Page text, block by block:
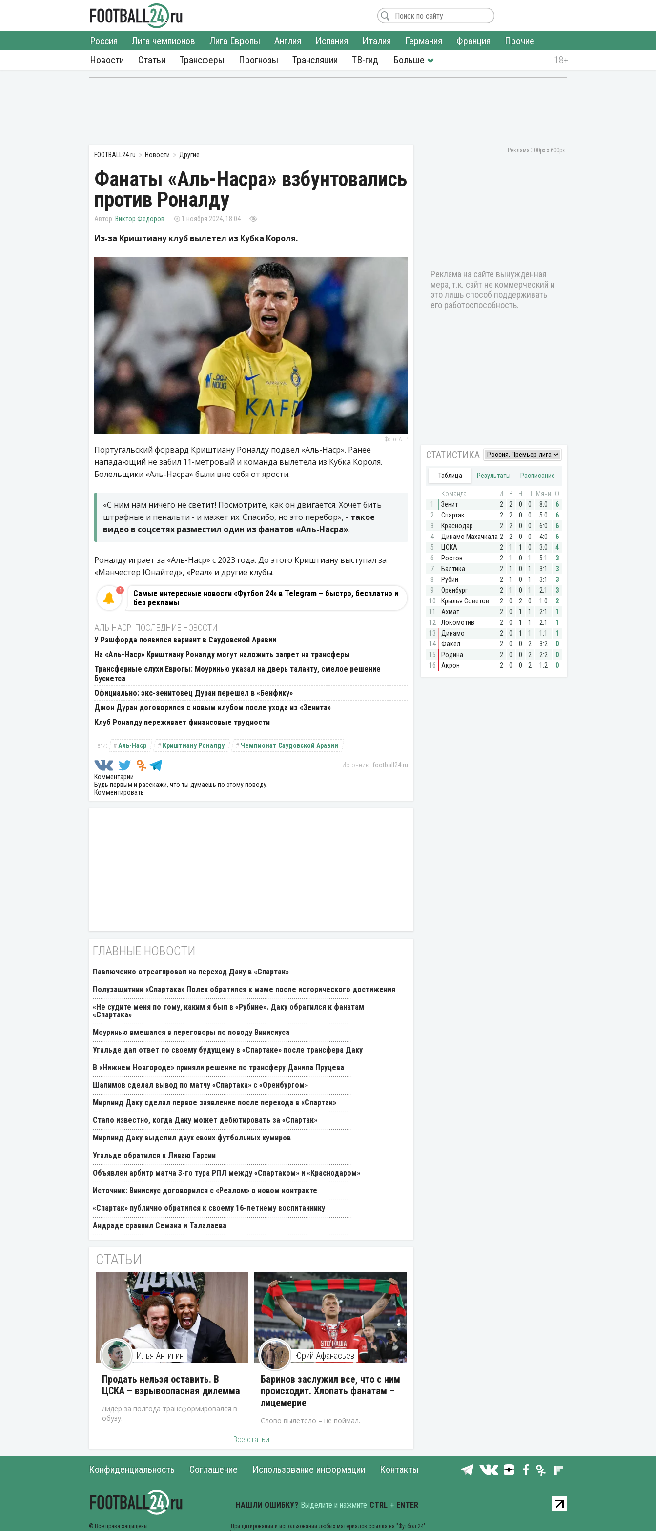
Новости
Россия Лига чемпионов Лига Европы Англия Испания Италия Германия Франция
Прочие
Статьи
Трансферы Прогнозы Трансляции ТВ-гид
FOOTBALL24.ru Новости Другие
Фанаты «Аль-Насра» взбунтовались
против Роналду
Виктор Федоров 1 ноября 2024, 18:04
Из-за Криштиану клуб вылетел из Кубка Короля.
Фото: AFP
Португальский форвард Криштиану Роналду подвел «Аль-Наср». Ранее
нападающий не забил 11-метровый и команда вылетела из Кубка Короля.
Болельщики «Аль-Насра» были вне себя от ярости.
«С ним нам ничего не светит! Посмотрите, как он двигается. Хочет бить
штрафные и пенальти - и мажет их. Спасибо, но это перебор», - такое
видео в соцсетях разместил один из фанатов «Аль-Насра».
Роналду играет за «Аль-Наср» с 2023 года. До этого Криштиану выступал за
«Манчестер Юнайтед», «Реал» и другие клубы.
Самые интересные новости «Футбол 24» в Telegram – быстро, бесплатно и
без рекламы
1
АЛЬ-НАСР: ПОСЛЕДНИЕ НОВОСТИ
У Рэшфорда появился вариант в Саудовской Аравии
На «Аль-Наср» Криштиану Роналду могут наложить запрет на трансферы
Трансферные слухи Европы: Моуринью указал на дверь таланту, смелое решение
Бускетса
Официально: экс-зенитовец Дуран перешел в «Бенфику»
Джон Дуран договорился с новым клубом после ухода из «Зенита»
Клуб Роналду переживает финансовые трудности
Аль-Наср Криштиану Роналду Чемпионат Саудовской Аравии
football24.ru
Комментарии
Будь первым и расскажи, что ты думаешь по этому поводу.
Комментировать
ГЛАВНЫЕ НОВОСТИ
Павлюченко отреагировал на переход Даку в «Спартак»
Полузащитник «Спартака» Полех обратился к маме после исторического достижения
«Не судите меня по тому, каким я был в «Рубине». Даку обратился к фанатам
«Спартака»
Моуринью вмешался в переговоры по поводу Винисиуса
Угальде дал ответ по своему будущему в «Спартаке» после трансфера Даку
В «Нижнем Новгороде» приняли решение по трансферу Данила Пруцева
Шалимов сделал вывод по матчу «Спартака» с «Оренбургом»
Мирлинд Даку сделал первое заявление после перехода в «Спартак»
Стало известно, когда Даку может дебютировать за «Спартак»
Мирлинд Даку выделил двух своих футбольных кумиров
Угальде обратился к Ливаю Гарсии
Объявлен арбитр матча 3-го тура РПЛ между «Спартаком» и «Краснодаром»
Источник: Винисиус договорился с «Реалом» о новом контракте
«Спартак» публично обратился к своему 16-летнему воспитаннику
Андраде сравнил Семака и Талалаева
СТАТЬИ
Илья Антипин
Продать нельзя оставить. В
ЦСКА – взрывоопасная дилемма
Лидер за полгода трансформировался в
обузу.
Юрий Афанасьев
Баринов заслужил все, что с ним
происходит. Хлопать фанатам –
лицемерие
Слово вылетело – не поймал.
Все статьи
Конфиденциальность Соглашение Использование информации Контакты